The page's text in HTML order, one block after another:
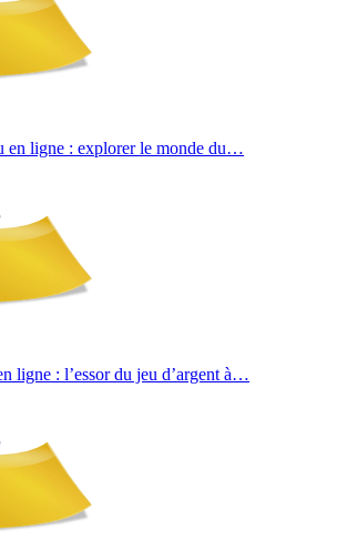
en ligne : explorer le monde du…
ligne : l’essor du jeu d’argent à…